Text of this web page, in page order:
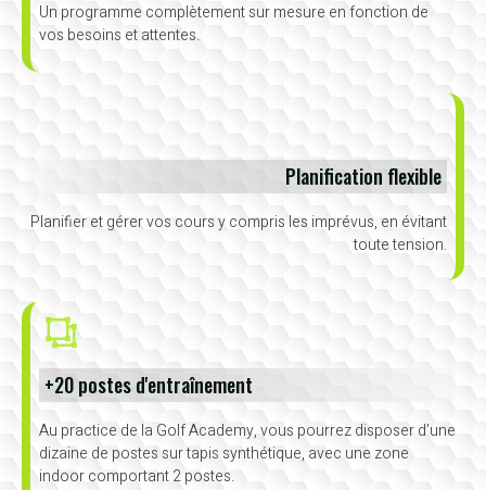
Un programme complètement sur mesure en fonction de
vos besoins et attentes.
Planification flexible
Planifier et gérer vos cours y compris les imprévus, en évitant
toute tension.
+20 postes d'entraînement
Au practice de la Golf Academy, vous pourrez disposer d’une
dizaine de postes sur tapis synthétique, avec une zone
indoor comportant 2 postes.